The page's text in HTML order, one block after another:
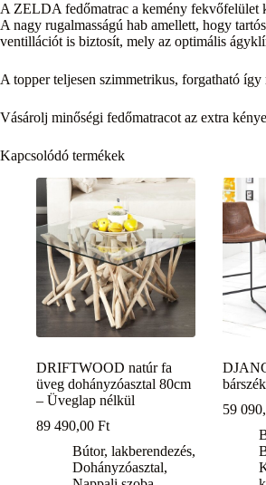
A ZELDA fedőmatrac a kemény fekvőfelület
A nagy rugalmasságú hab amellett, hogy
ventillációt is biztosít, mely az optimális
A topper teljesen szimmetrikus, forgatható
Vásárolj minőségi fedőmatracot az extra
Kapcsolódó termékek
DRIFTWOOD natúr fa
üveg dohányzóasztal 80cm
– Üveglap nélkül
89 490,00 Ft
Bútor, lakberendezés,
Dohányzóasztal,
bárszék
59